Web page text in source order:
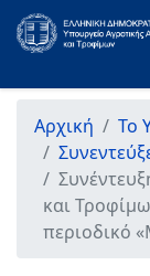
Αρχική Το
και
περιοδικό